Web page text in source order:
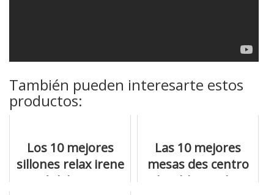
También pueden interesarte estos
productos:
Los 10 mejores
sillones relax irene
y qué debes tener
Las 10 mejores
mesas des centro
elevable que hay